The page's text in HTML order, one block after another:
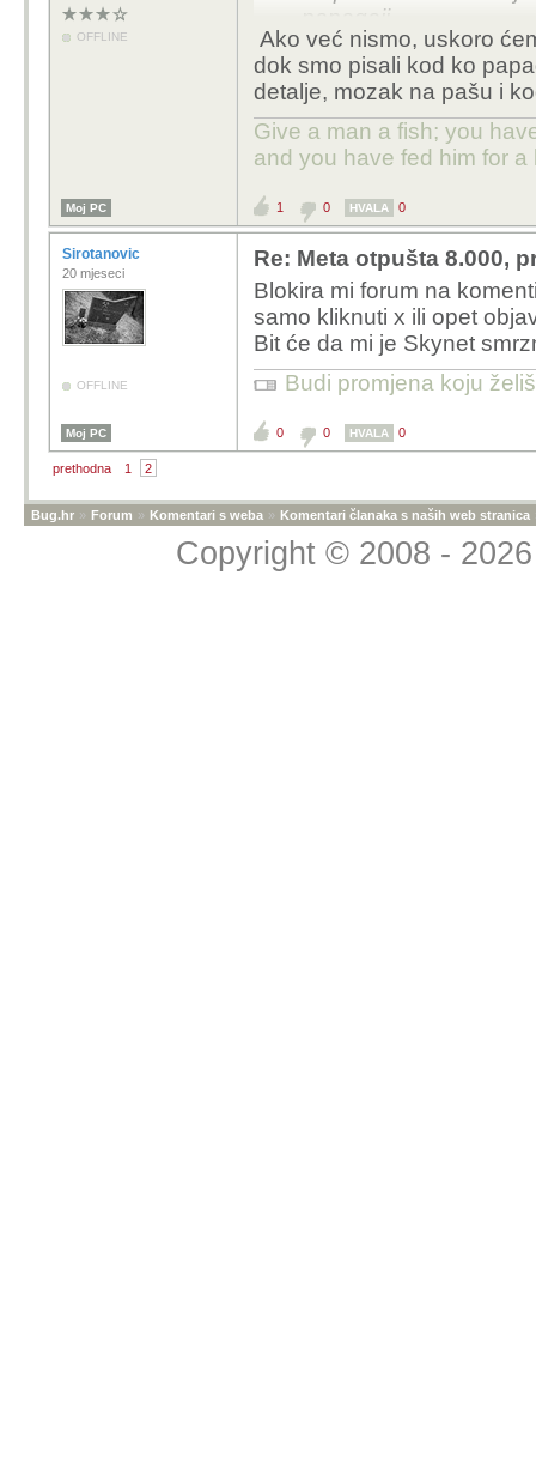
OFFLINE
papagaji.
Ako već nismo, uskoro
dok smo pisali kod ko
detalje, mozak na pašu i
Give a man a fish; you
and you have fed him for a
Moj PC 1 0 HVALA 0
Sirotanovic
20 mjeseci
OFFLINE
Re: Meta otpušta 8.000,
Blokira mi forum na
samo kliknuti x ili opet
Bit će da mi je Skynet
Budi promjena koju
Moj PC 0 0 HVALA 0
prethodna 1 2
Bug.hr » Forum » Komentari s weba » Komentari članaka s naših web stranica
Copyright © 2008 -